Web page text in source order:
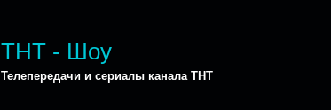
ТНТ - Шоу
Телепередачи и сериалы канала ТНТ